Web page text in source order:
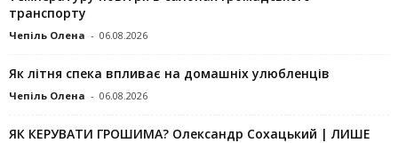
транспорту
Чепіль Олена - 06.08.2026
Як літня спека впливає на домашніх улюбленців
Чепіль Олена - 06.08.2026
ЯК КЕРУВАТИ ГРОШИМА? Олександр Сохацький | ЛИШЕ